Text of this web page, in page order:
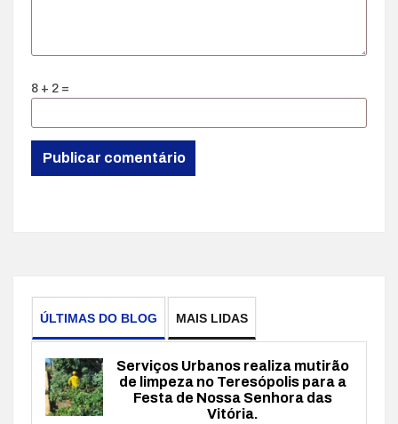
8 + 2 =
ÚLTIMAS DO BLOG MAIS LIDAS
Serviços Urbanos realiza mutirão
de limpeza no Teresópolis para a
Festa de Nossa Senhora das
Vitória.